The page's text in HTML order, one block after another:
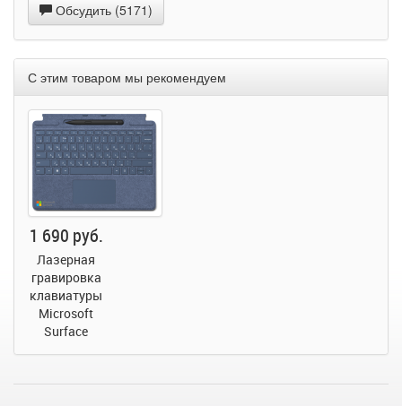
Обсудить (5171)
С этим товаром мы рекомендуем
1 690 руб.
Лазерная
гравировка
клавиатуры
Microsoft
Surface